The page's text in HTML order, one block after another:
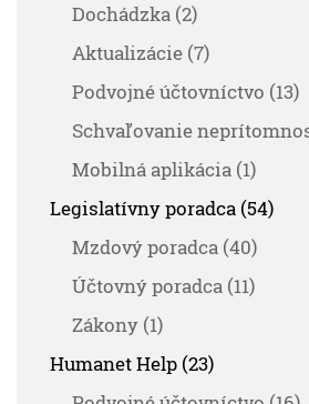
Dochádzka (2)
Aktualizácie (7)
Podvojné účtovníctvo (13)
Schvaľovanie
Mobilná aplikácia (1)
Legislatívny poradca (54)
Mzdový poradca (40)
Účtovný poradca (11)
Zákony (1)
Humanet Help (23)